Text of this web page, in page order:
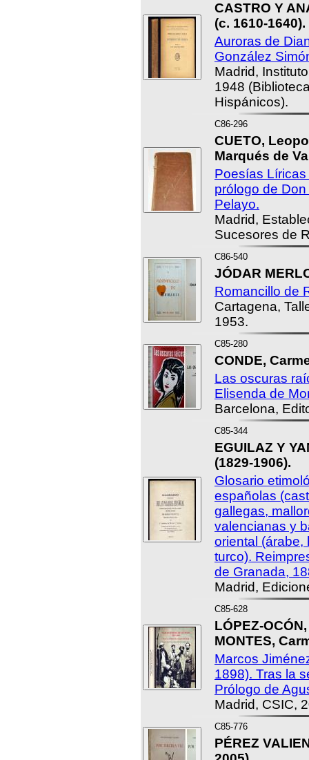
CASTRO Y
(c. 1610-1640).
Auroras de
González
Madrid,
1948
Hispánicos).
C86-296
CUETO,
Marqués de
Poesías
prólogo de
Pelayo.
Madrid,
Sucesores de
C86-540
JÓDAR
Romancillo de
Cartagena,
1953.
C85-280
CONDE,
Las oscuras
Elisenda de
Barcelona,
C85-344
EGUILAZ Y
(1829-1906).
Glosario
españolas
gallegas,
valencianas y
oriental (árabe,
turco).
de Granada,
Madrid,
C85-628
LÓPEZ-
MONTES,
Marcos
1898). Tras la
Prólogo de
Madrid, CSIC,
C85-776
PÉREZ